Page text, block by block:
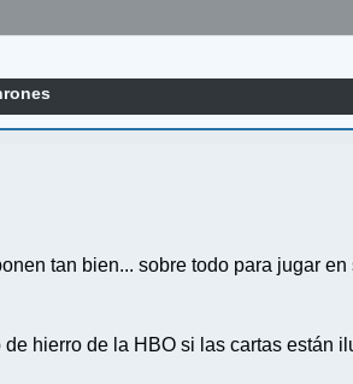
tan bien... sobre todo para jugar
hierro de la HBO si las cartas están